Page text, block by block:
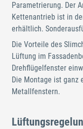
Parametrierung. Der
Kettenantrieb ist in
erhältlich.
Die Vorteile des
Lüftung im
Drehflügelfenster
Die Montage ist ganz
Metallfenstern.